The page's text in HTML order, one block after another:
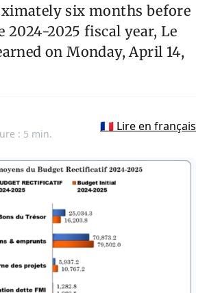
six months before
2024-2025 fiscal year, Le
on Monday, April 14,
: 5 min.
🇫🇷 Lire en français